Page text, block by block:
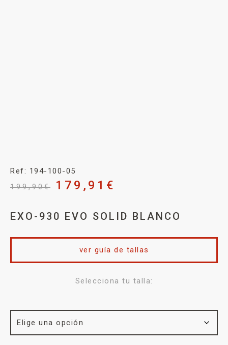
Ref: 194-100-05
199,90€ 179,91 €
EXO-930 EVO SOLID BLANCO
Selecciona tu talla:
ver guía de tallas